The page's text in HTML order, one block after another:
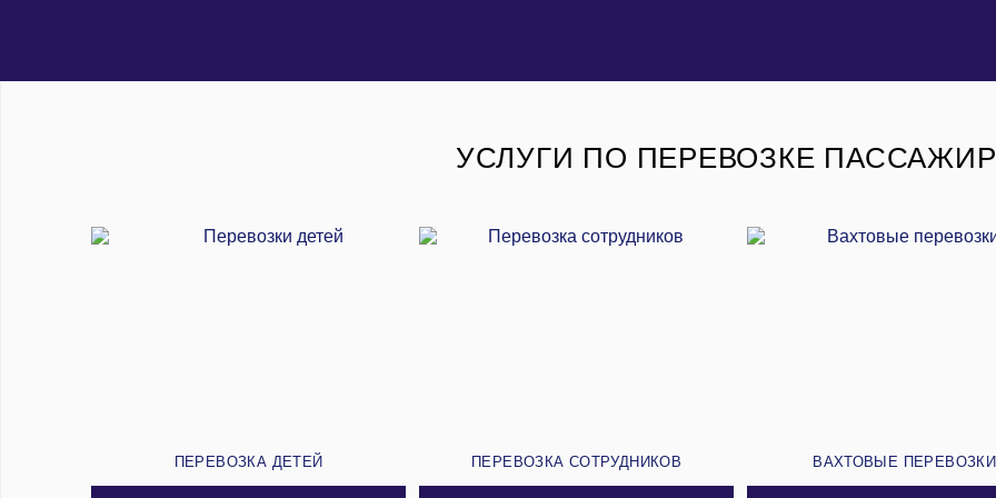
УСЛУГИ ПО ПЕРЕВОЗКЕ
ПЕРЕВОЗКА ДЕТЕЙ ПЕРЕВОЗКА СОТРУДНИКОВ ВАХТОВЫЕ ПЕРЕВОЗКИ